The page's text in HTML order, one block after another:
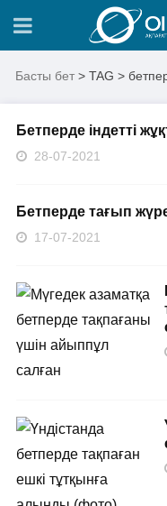
Басты бет > TAG >
Бетперде індетті
28-07-2021
Бетперде тағып
17-07-2021